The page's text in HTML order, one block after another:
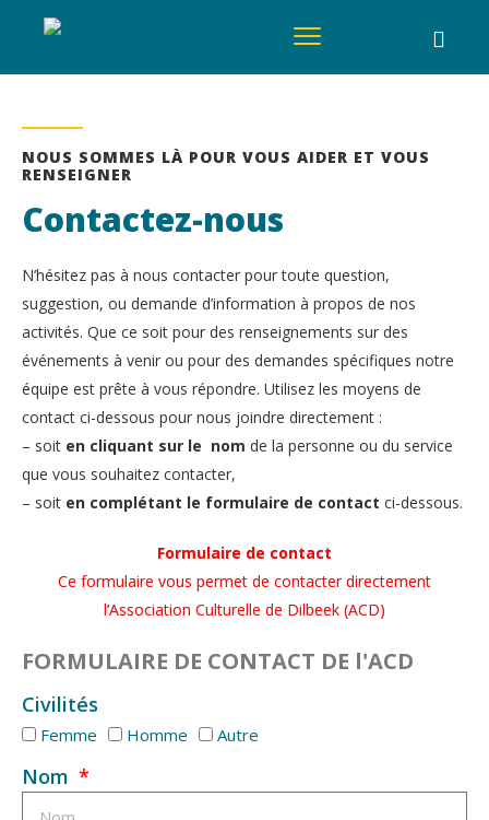
NOUS SOMMES LÀ POUR VOUS AIDER ET VOUS
RENSEIGNER
Contactez-nous
N’hésitez pas à nous contacter pour toute question,
suggestion, ou demande d’information à propos de nos
activités. Que ce soit pour des renseignements sur des
événements à venir ou pour des demandes spécifiques notre
équipe est prête à vous répondre. Utilisez les moyens de
contact ci-dessous pour nous joindre directement :
– soit en cliquant sur le nom de la personne ou du service
que vous souhaitez contacter,
– soit en complétant le formulaire de contact ci-dessous.
Formulaire de contact
Ce formulaire vous permet de contacter directement
l’Association Culturelle de Dilbeek (ACD)
FORMULAIRE DE CONTACT DE l'ACD
Civilités
Femme Homme Autre
Nom